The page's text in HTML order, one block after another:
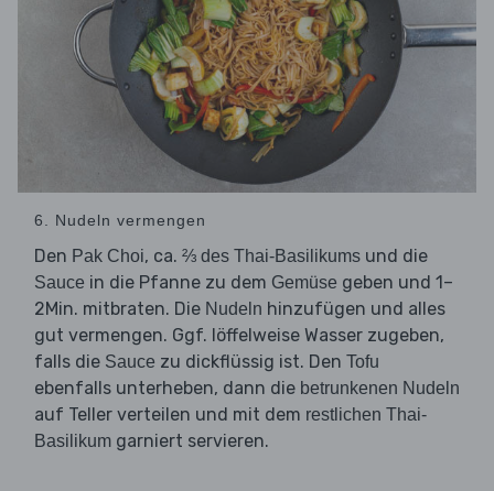
6. Nudeln vermengen
Den Pak Choi, ca. ⅔ des Thai-Basilikums und die
Sauce in die Pfanne zu dem Gemüse geben und 1–
2Min. mitbraten. Die Nudeln hinzufügen und alles
gut vermengen. Ggf. löffelweise Wasser zugeben,
falls die Sauce zu dickflüssig ist. Den Tofu
ebenfalls unterheben, dann die betrunkenen Nudeln
auf Teller verteilen und mit dem restlichen Thai-
Basilikum garniert servieren.